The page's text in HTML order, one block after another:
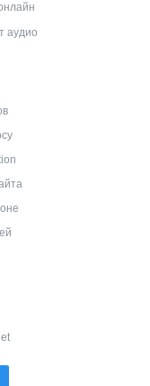
аудио